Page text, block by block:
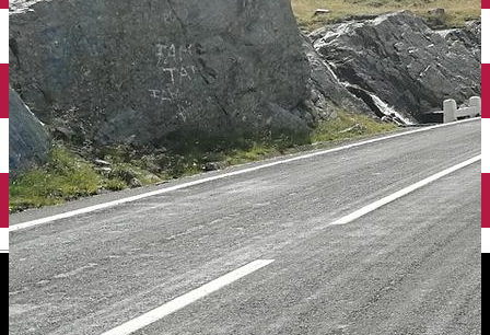
English